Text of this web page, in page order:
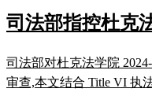
司法部指控杜克
司法部对杜克法学院
审查,本文结合 Title VI 执